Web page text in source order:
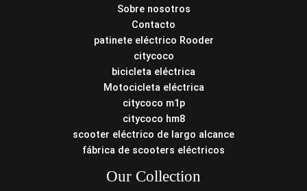
Sobre nosotros
Contacto
patinete eléctrico Rooder
citycoco
bicicleta eléctrica
Motocicleta eléctrica
citycoco m1p
citycoco hm8
scooter eléctrico de largo alcance
fábrica de scooters eléctricos
Our Collection